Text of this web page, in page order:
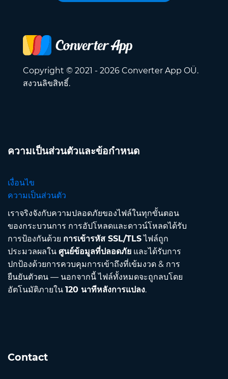
Copyright © 2021 - 2026 Converter App OÜ.
สงวนลิขสิทธิ์.
ความเป็นส่วนตัวและข้อกำหนด
เงื่อนไข
ความเป็นส่วนตัว
เราจริงจังกับความปลอดภัยของไฟล์ในทุกขั้นตอน
ของกระบวนการ การอัปโหลดและดาวน์โหลดได้รับ
การป้องกันด้วย การเข้ารหัส SSL/TLSไฟล์ถูก
ประมวลผลใน ศูนย์ข้อมูลที่ปลอดภัย และได้รับการ
ปกป้องด้วยการควบคุมการเข้าถึงที่เข้มงวด & การ
ยืนยันตัวตน — นอกจากนี้ ไฟล์ทั้งหมดจะถูกลบโดย
อัตโนมัติภายใน 120 นาทีหลังการแปลง.
Contact